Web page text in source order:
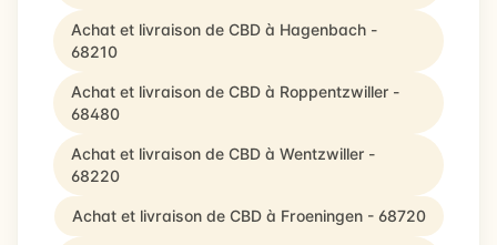
Achat et livraison de CBD à Hagenbach -
68210
Achat et livraison de CBD à Roppentzwiller -
68480
Achat et livraison de CBD à Wentzwiller -
68220
Achat et livraison de CBD à Froeningen - 68720